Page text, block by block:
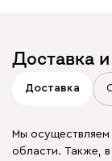
Доставка
Доставка
Мы осуществляем
области. Также,